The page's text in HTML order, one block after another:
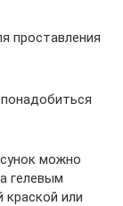
проставления
можно
гелевым
краской или